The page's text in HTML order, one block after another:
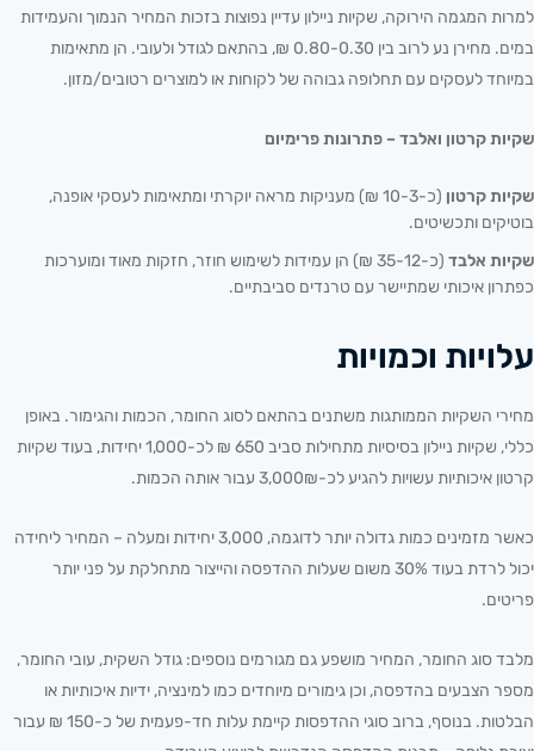
למרות המגמה הירוקה, שקיות ניילון עדיין נפוצות בזכות המחיר הנמוך והעמידות
במים. מחירן נע לרוב בין 0.80-0.30 ₪, בהתאם לגודל ולעובי. הן מתאימות
במיוחד לעסקים עם תחלופה גבוהה של לקוחות או למוצרים רטובים/מזון.
שקיות קרטון ואלבד – פתרונות פרימיום
שקיות קרטון
(כ-10-3 ₪) מעניקות מראה יוקרתי ומתאימות לעסקי אופנה,
בוטיקים ותכשיטים.
שקיות אלבד
(כ-35-12 ₪) הן עמידות לשימוש חוזר, חזקות מאוד ומוערכות
כפתרון איכותי שמתיישר עם טרנדים סביבתיים.
עלויות וכמויות
מחירי השקיות הממותגות משתנים בהתאם לסוג החומר, הכמות והגימור. באופן
כללי, שקיות ניילון בסיסיות מתחילות סביב 650 ₪ לכ-1,000 יחידות, בעוד שקיות
קרטון איכותיות עשויות להגיע לכ-3,000₪ עבור אותה הכמות.
כאשר מזמינים כמות גדולה יותר לדוגמה, 3,000 יחידות ומעלה – המחיר ליחידה
יכול לרדת בעוד 30% משום שעלות ההדפסה והייצור מתחלקת על פני יותר
פריטים.
מלבד סוג החומר, המחיר מושפע גם מגורמים נוספים: גודל השקית, עובי החומר,
מספר הצבעים בהדפסה, וכן גימורים מיוחדים כמו למינציה, ידיות איכותיות או
הבלטות. בנוסף, ברוב סוגי ההדפסות קיימת עלות חד-פעמית של כ-150 ₪ עבור